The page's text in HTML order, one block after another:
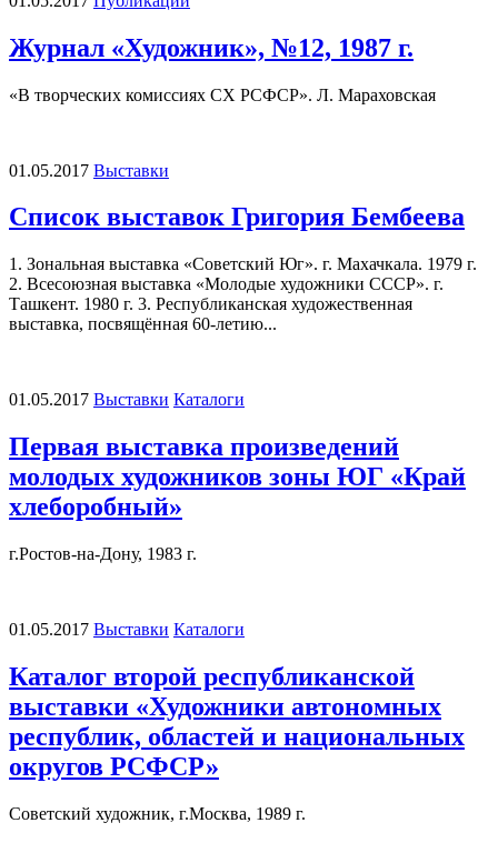
Журнал «Художник», №12, 1987 г.
«В творческих комиссиях СХ РСФСР». Л. Мараховская
01.05.2017 Выставки
Список выставок Григория Бембеева
1. Зональная выставка «Советский Юг». г. Махачкала. 1979 г.
2. Всесоюзная выставка «Молодые художники СССР». г.
Ташкент. 1980 г. 3. Республиканская художественная
выставка, посвящённая 60-летию...
01.05.2017 Выставки Каталоги
Первая выставка произведений
молодых художников зоны ЮГ «Край
хлеборобный»
г.Ростов-на-Дону, 1983 г.
01.05.2017 Выставки Каталоги
Каталог второй республиканской
выставки «Художники автономных
республик, областей и национальных
округов РСФСР»
Советский художник, г.Москва, 1989 г.